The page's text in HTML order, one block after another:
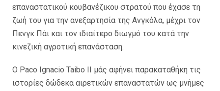
επαναστατικού κουβανέζικου στρατού που έχασε τη
ζωή του για την ανεξαρτησία της Ανγκόλα, μέχρι τον
Πενγκ Πάι και τον ιδιαίτερο διωγμό του κατά την
κινεζική αγροτική επανάσταση.
Ο Paco Ignacio Taibo II μάς αφήνει παρακαταθήκη τις
ιστορίες δώδεκα αιρετικών επαναστατών ως μνήμες